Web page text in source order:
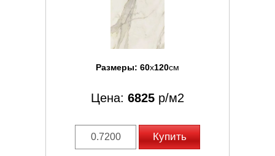
Размеры: 60x120см
Цена: 6825 р/м2
Купить